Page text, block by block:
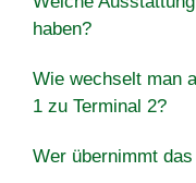
haben?
Wie wechselt man
1 zu Terminal 2?
Wer übernimmt